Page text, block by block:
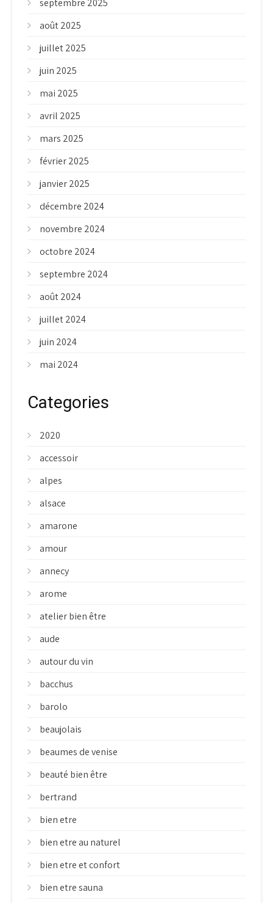
septembre 2025
août 2025
juillet 2025
juin 2025
mai 2025
avril 2025
mars 2025
février 2025
janvier 2025
décembre 2024
novembre 2024
octobre 2024
septembre 2024
août 2024
juillet 2024
juin 2024
mai 2024
Categories
2020
accessoir
alpes
alsace
amarone
amour
annecy
arome
atelier bien être
aude
autour du vin
bacchus
barolo
beaujolais
beaumes de venise
beauté bien être
bertrand
bien etre
bien etre au naturel
bien etre et confort
bien etre sauna